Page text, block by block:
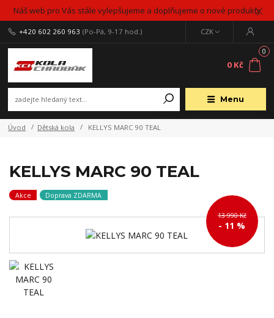
Náš web pro Vás stále vylepšujeme a doplňujeme o nové produkty
Menu
CZK
+420 602 260 963 (Po-Pá, 9-17 hod.)
0
0 Kč
Úvod Dětská kola KELLYS MARC 90 TEAL
KELLYS MARC 90 TEAL
Akce Doprava ZDARMA
13 990 Kč
- 11 %